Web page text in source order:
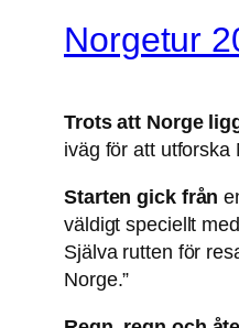
Norgetur
Trots att Norge
iväg för att utforska
Starten gick från
väldigt speciellt
Själva rutten för
Norge.”